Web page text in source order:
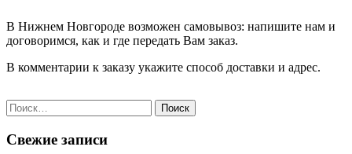
В Нижнем Новгороде возможен самовывоз: напишите нам и
договоримся, как и где передать Вам заказ.
В комментарии к заказу укажите способ доставки и адрес.
Найти:
Свежие записи